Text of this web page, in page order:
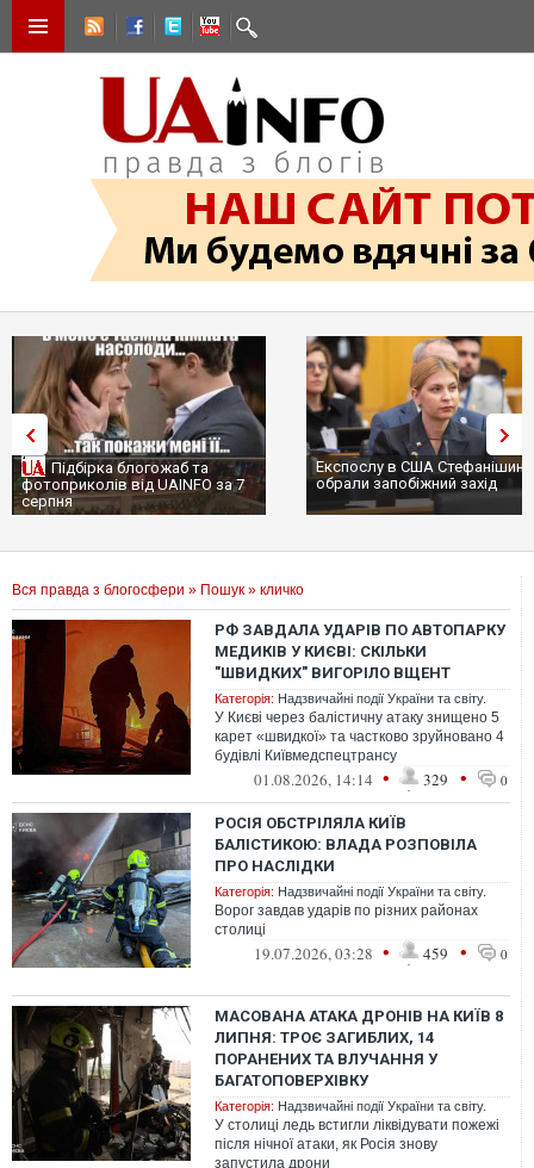
Підбірка блогожаб та
фотоприколів від UAINFO за 7
серпня
Експослу в США
обрали запобіжний захід
Вся правда з блогосфери » Пошук » кличко
РФ ЗАВДАЛА УДАРІВ ПО АВТОПАРКУ
МЕДИКІВ У КИЄВІ: СКІЛЬКИ
"ШВИДКИХ" ВИГОРІЛО ВЩЕНТ
Категорія: Надзвичайні події України та світу.
У Києві через балістичну атаку знищено 5
карет «швидкої» та частково зруйновано 4
будівлі Київмедспецтрансу
01.08.2026, 14:14 • 329 • 0
РОСІЯ ОБСТРІЛЯЛА КИЇВ
БАЛІСТИКОЮ: ВЛАДА РОЗПОВІЛА
ПРО НАСЛІДКИ
Категорія: Надзвичайні події України та світу.
Ворог завдав ударів по різних районах
столиці
19.07.2026, 03:28 • 459 • 0
МАСОВАНА АТАКА ДРОНІВ НА КИЇВ 8
ЛИПНЯ: ТРОЄ ЗАГИБЛИХ, 14
ПОРАНЕНИХ ТА ВЛУЧАННЯ У
БАГАТОПОВЕРХІВКУ
Категорія: Надзвичайні події України та світу.
У столиці ледь встигли ліквідувати пожежі
після нічної атаки, як Росія знову
запустила дрони